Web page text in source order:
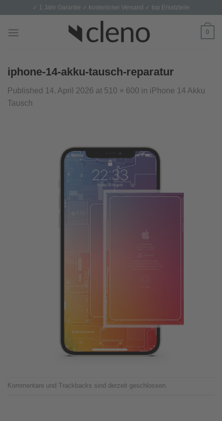
content
✓ 1 Jahr Garantie ✓ kostenloser Versand ✓ top Ersatzteile
0
iphone-14-akku-tausch-reparatur
Published 14. April 2026 at 510 × 600 in iPhone 14 Akku
Tausch
Kommentare und Trackbacks sind derzeit geschlossen.